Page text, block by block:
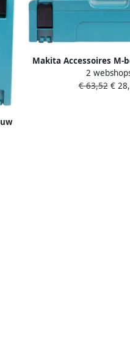
Makita Accessoires M-
model
2
€ 63,52€